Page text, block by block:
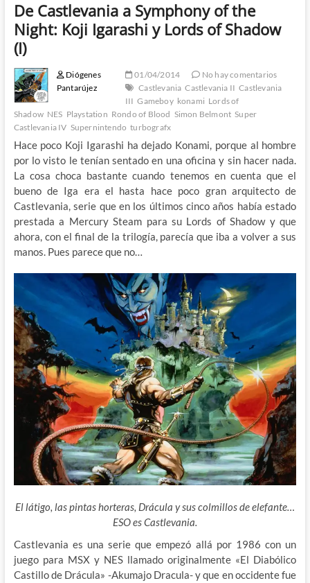
De Castlevania a Symphony of the
Night: Koji Igarashi y Lords of Shadow
(I)
Diógenes
Pantarújez
01/04/2014
No hay comentarios
Castlevania Castlevania II Castlevania
III Gameboy konami Lords of
Shadow NES Playstation Rondo of Blood Simon Belmont Super
Castlevania IV Supernintendo turbografx
Hace poco Koji Igarashi ha dejado Konami, porque al hombre
por lo visto le tenían sentado en una oficina y sin hacer nada.
La cosa choca bastante cuando tenemos en cuenta que el
bueno de Iga era el hasta hace poco gran arquitecto de
Castlevania, serie que en los últimos cinco años había estado
prestada a Mercury Steam para su Lords of Shadow y que
ahora, con el final de la trilogía, parecía que iba a volver a sus
manos. Pues parece que no…
El látigo, las pintas horteras, Drácula y sus colmillos de elefante…
ESO es Castlevania.
Castlevania es una serie que empezó allá por 1986 con un
juego para MSX y NES llamado originalmente «El Diabólico
Castillo de Drácula» -Akumajo Dracula- y que en occidente fue